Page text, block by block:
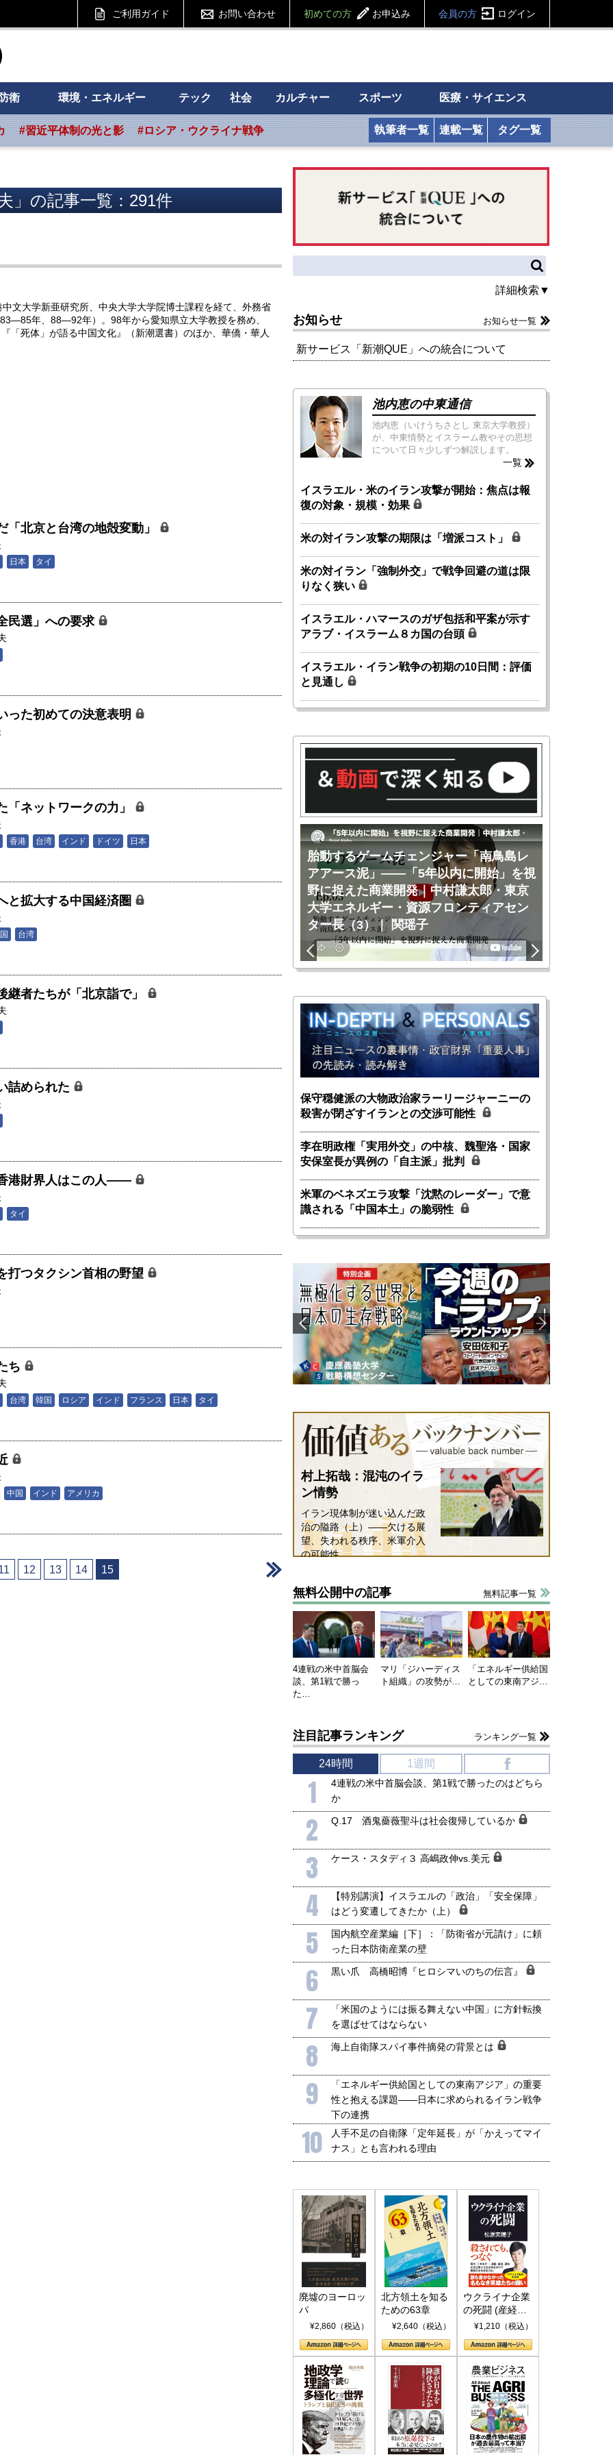
ご利用ガイド お問い合わせ 初めての方 お申込み 会員の方 ログイン
ォーサイト
衛 環境・エネルギー テック 社会 カルチャー スポーツ 医療・サイエンス
#習近平体制の光と影 #ロシア・ウクライナ戦争 執筆者一覧 連載一覧 タグ一覧
」の記事一覧：291件
文大学新亜研究所、中央大学大学院博士課程を経て、外務省
年、88―92年）。98年から愛知県立大学教授を務め、
「死体」が語る中国文化』（新潮選書）のほか、華僑・華人
「北京と台湾の地殻変動」
日本 タイ
民選」への要求
った初めての決意表明
「ネットワークの力」
香港 台湾 インド ドイツ 日本
と拡大する中国経済圏
台湾
継者たちが「北京詣で」
詰められた
港財界人はこの人――
タイ
打つタクシン首相の野望
ち
台湾 韓国 ロシア インド フランス 日本 タイ
中国 インド アメリカ
12 13 14 15 ＞
詳細検索▼
お知らせ お知らせ一覧
新サービス「新潮QUE」への統合について
池内恵の中東通信
池内恵（いけうちさとし 東京大学教授）
が、中東情勢とイスラーム教やその思想
について日々少しずつ解説します。
一覧
イスラエル・米のイラン攻撃が開始：焦点は報
復の対象・規模・効果
米の対イラン攻撃の期限は「増派コスト」
米の対イラン「強制外交」で戦争回避の道は限
りなく狭い
イスラエル・ハマースのガザ包括和平案が示す
アラブ・イスラーム８カ国の台頭
イスラエル・イラン戦争の初期の10日間：評価
と見通し
核融
「世
新領域
子
サプライチェーン｜中村謙太郎・東京大
学エネルギー・資源フロンティアセンタ
胎動するゲームチェンジャー「南鳥島レ
アアース泥」――「5年以内に開始」を視
野に捉えた商業開発｜中村謙太郎・東京
大学エネルギー・資源フロンティアセン
ター長（3）｜ 関瑶子
保守穏健派の大物政治家ラーリージャーニーの
殺害が閉ざすイランとの交渉可能性
李在明政権「実用外交」の中核、魏聖洛・国家
安保室長が異例の「自主派」批判
米軍のベネズエラ攻撃「沈黙のレーダー」で意
識される「中国本土」の脆弱性
村上拓哉：混沌のイラ
ン情勢
イラン現体制が迷い込んだ政
治の隘路（上）――欠ける展
望、失われる秩序、米軍介入
の可能性
無料公開中の記事 無料記事一覧
4連戦の米中首脳会
談、第1戦で勝っ
た…
マリ「ジハーディス
ト組織」の攻勢が…
「エネルギー供給国
としての東南アジ…
注目記事ランキング ランキング一覧
24時間 1週間
1
4連戦の米中首脳会談、第1戦で勝ったのはどちら
か
2 Q.17 酒鬼薔薇聖斗は社会復帰しているか
3 ケース・スタディ３ 高嶋政伸vs.美元
4
【特別講演】イスラエルの「政治」「安全保障」
はどう変遷してきたか（上）
5
国内航空産業編［下］：「防衛省が元請け」に頼
った日本防衛産業の壁
6 黒い爪 高橋昭博『ヒロシマいのちの伝言』
7
「米国のようには振る舞えない中国」に方針転換
を選ばせてはならない
8 海上自衛隊スパイ事件摘発の背景とは
9
「エネルギー供給国としての東南アジア」の重要
性と抱える課題――日本に求められるイラン戦争
下の連携
10
人手不足の自衛隊「定年延長」が「かえってマイ
ナス」とも言われる理由
廃墟のヨーロッ
パ
¥2,860（税込）
北方領土を知る
ための63章
¥2,640（税込）
ウクライナ企業
の死闘 (産経セ
レクト S 039)
¥1,210（税込）